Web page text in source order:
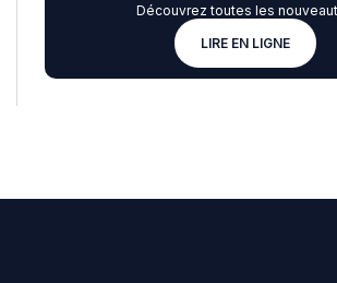
Découvrez toutes les
LIRE EN LIGNE